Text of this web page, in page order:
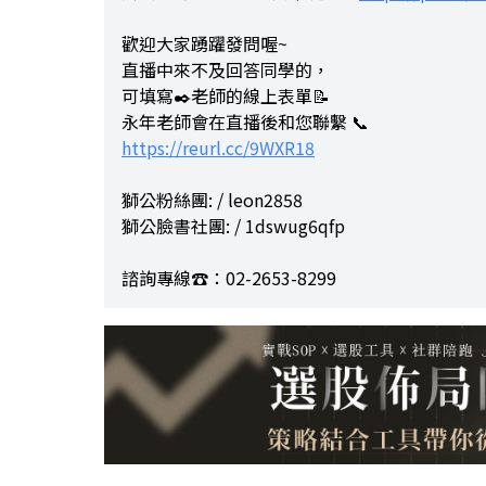
歡迎大家踴躍發問喔~
直播中來不及回答同學的，
可填寫✒️老師的線上表單📝
永年老師會在直播後和您聯繫 📞
https://reurl.cc/9WXR18
獅公粉絲團: / leon2858
獅公臉書社團: / 1dswug6qfp
諮詢專線☎️：02-2653-8299